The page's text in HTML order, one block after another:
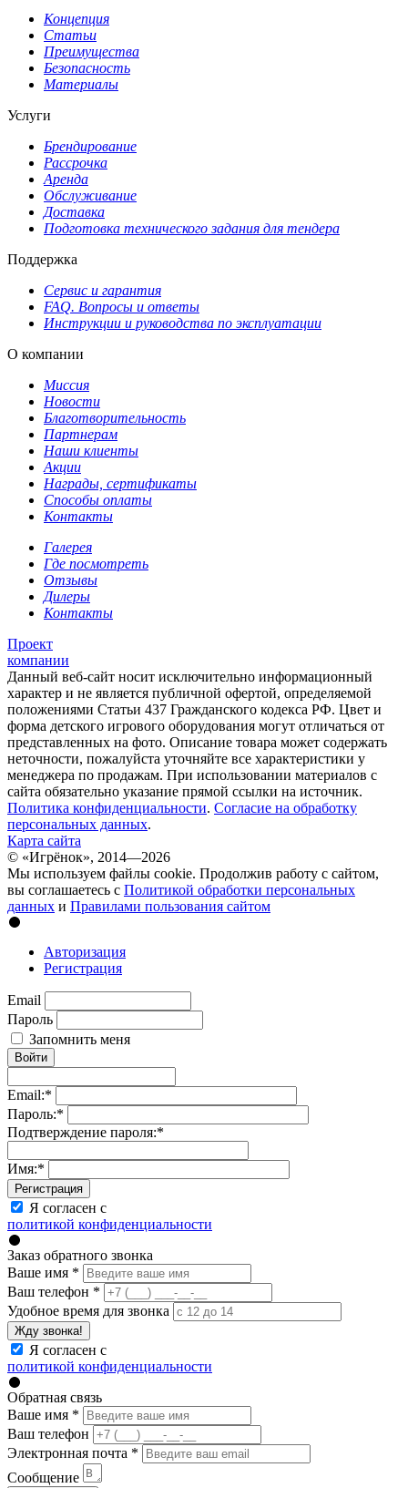
Концепция
Статьи
Преимущества
Безопасность
Материалы
Услуги
Брендирование
Рассрочка
Аренда
Обслуживание
Доставка
Подготовка технического задания для тендера
Поддержка
Сервис и гарантия
FAQ. Вопросы и ответы
Инструкции и руководства по эксплуатации
О компании
Миссия
Новости
Благотворительность
Партнерам
Наши клиенты
Акции
Награды, сертификаты
Способы оплаты
Контакты
Галерея
Где посмотреть
Отзывы
Дилеры
Контакты
Проект
компании
Данный веб-сайт носит исключительно информационный
характер и не является публичной офертой, определяемой
положениями Статьи 437 Гражданского кодекса РФ. Цвет и
форма детского игрового оборудования могут отличаться от
представленных на фото. Описание товара может содержать
неточности, пожалуйста уточняйте все характеристики у
менеджера по продажам. При использовании материалов с
сайта обязательно указание прямой ссылки на источник.
Политика конфиденциальности. Согласие на обработку
персональных данных.
Карта сайта
© «Игрёнок», 2014—2026
Мы используем файлы cookie. Продолжив работу с сайтом,
вы соглашаетесь с Политикой обработки персональных
данных и Правилами пользования сайтом
Авторизация
Регистрация
Email
Пароль
Запомнить меня
Войти
Email:*
Пароль:*
Подтверждение пароля:*
Имя:*
Регистрация
Я согласен с
политикой конфиденциальности
Заказ обратного звонка
Ваше имя *
Ваш телефон *
Удобное время для звонка
Жду звонка!
Я согласен с
политикой конфиденциальности
Обратная связь
Ваше имя *
Ваш телефон
Электронная почта *
Сообщение